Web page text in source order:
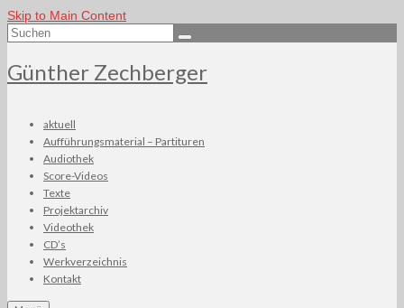
Skip to Main Content
Suchen
nach:
Günther Zechberger
aktuell
Aufführungsmaterial – Partituren
Audiothek
Score-Videos
Texte
Projektarchiv
Videothek
CD’s
Werkverzeichnis
Kontakt